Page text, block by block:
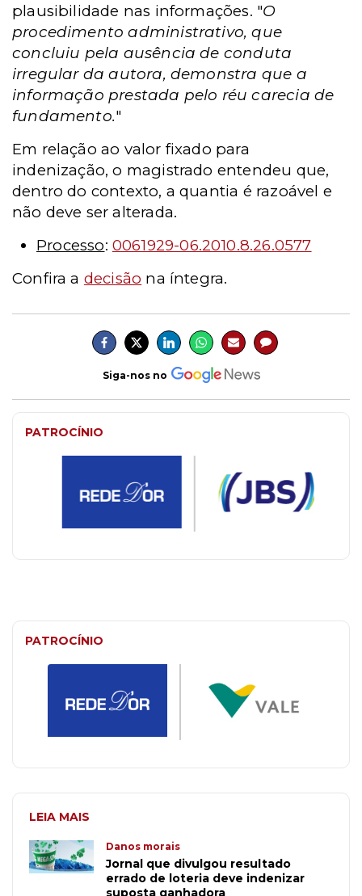
plausibilidade nas informações. "O
procedimento administrativo, que
concluiu pela ausência de conduta
irregular da autora, demonstra que a
informação prestada pelo réu carecia de
fundamento."
Em relação ao valor fixado para
indenização, o magistrado entendeu que,
dentro do contexto, a quantia é razoável e
não deve ser alterada.
Processo: 0061929-06.2010.8.26.0577
Confira a decisão na íntegra.
Siga-nos no
PATROCÍNIO
PATROCÍNIO
LEIA MAIS
Danos morais
Jornal que divulgou resultado
errado de loteria deve indenizar
suposta ganhadora